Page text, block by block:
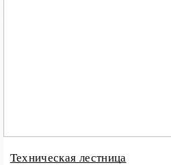
Техническая лестница